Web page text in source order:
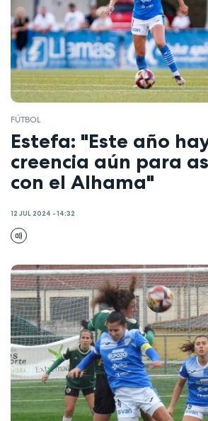
FÚTBOL
Estefa: "Este año
creencia aún para
con el Alhama"
12 JUL 2024 - 14:32